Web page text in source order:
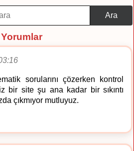
Ara
Yorumlar
sorularını çözerken kontrol
bir site şu ana kadar bir sıkıntı
çıkmıyor mutluyuz.